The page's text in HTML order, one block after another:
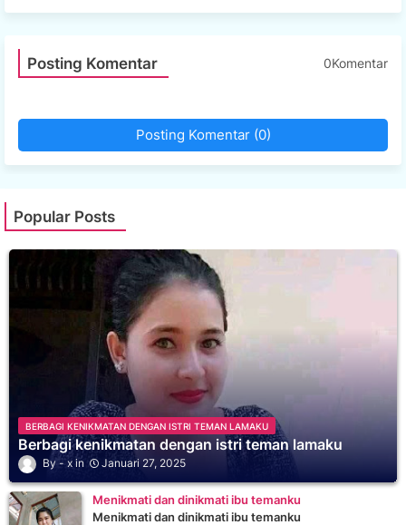
Posting Komentar 0Komentar
Posting Komentar (0)
Popular Posts
BERBAGI KENIKMATAN DENGAN ISTRI TEMAN LAMAKU
Berbagi kenikmatan dengan istri teman lamaku
x Januari 27, 2025
Menikmati dan dinikmati ibu temanku
Menikmati dan dinikmati ibu temanku